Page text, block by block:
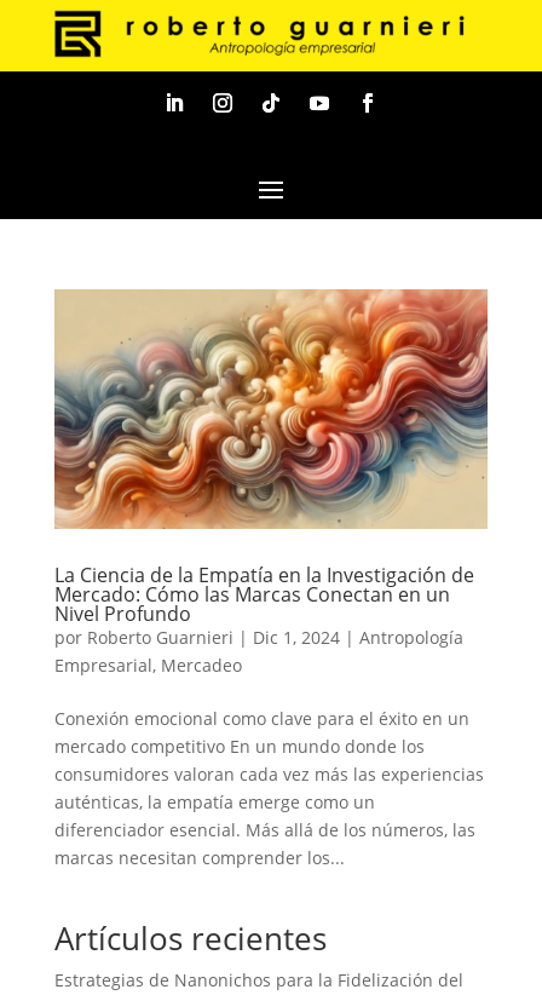
La Ciencia de la Empatía en la Investigación de
Mercado: Cómo las Marcas Conectan en un
Nivel Profundo
por Roberto Guarnieri | Dic 1, 2024| Antropología
Empresarial, Mercadeo
Conexión emocional como clave para el éxito en un
mercado competitivo En un mundo donde los
consumidores valoran cada vez más las experiencias
auténticas, la empatía emerge como un
diferenciador esencial. Más allá de los números, las
marcas necesitan comprender los...
Artículos recientes
Estrategias de Nanonichos para la Fidelización del